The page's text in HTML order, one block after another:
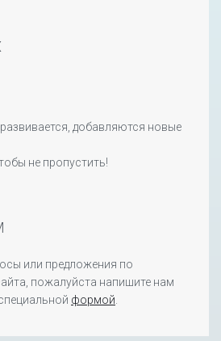
добавляются новые
не пропустить!
или предложения по
пожалуйста напишите нам
формой.